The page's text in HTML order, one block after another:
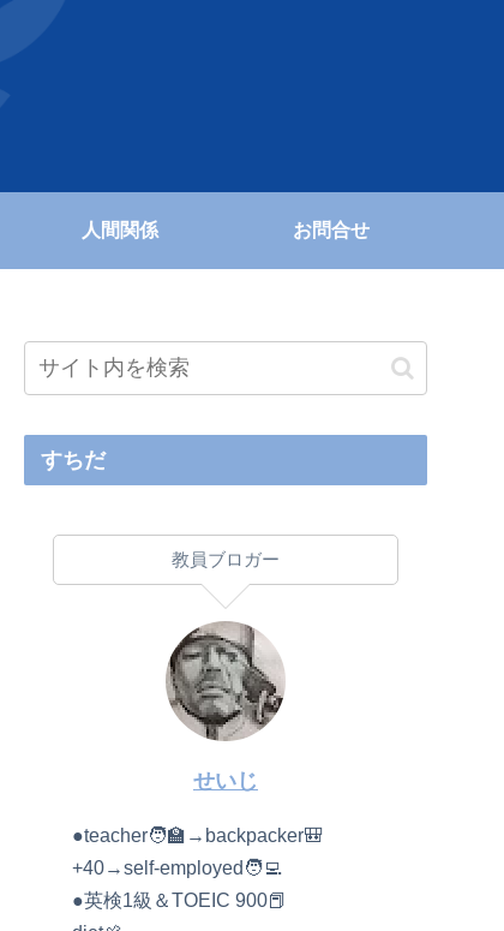
人間関係 お問合せ
すちだ
教員ブロガー
せいじ
●teacher🧑‍🏫→backpacker🎒
+40→self-employed🧑‍💻
●英検1級＆TOEIC 900📕